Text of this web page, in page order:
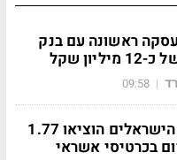
ראשונה עם בנק
שקל
|
09:58
שיא חדש ביולי: הישראלים הוציאו 1.77
בכרטיסי אשראי